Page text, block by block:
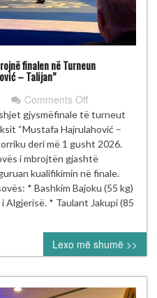
finalen në Turneun
– Talijan”
Comments Offon
Taulant
Jakupi
dhe
Riad
Isufi
sigurojnë
finalen
Turneun
Ndërkombëtar
“Mustafa
Hajrulahović
–
gjysmëfinale të turneut
“Mustafa Hajrulahović –
deri më 1 gusht 2026.
i mbrojtën gjashtë
kualifikimin në finale.
* Bashkim Bajoku (55 kg)
Algjerisë. * Taulant Jakupi (85
Lexo më shumë >>